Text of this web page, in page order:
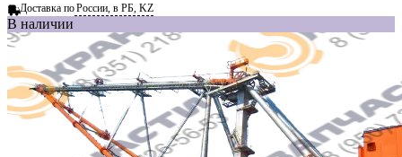
Доставка поРоссии, в РБ, KZ
В наличии